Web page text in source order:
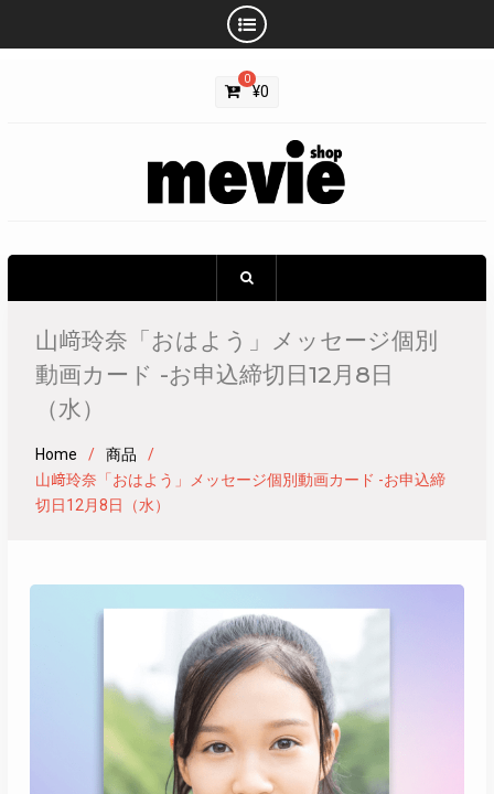
0
¥0
山﨑玲奈「おはよう」メッセージ個別
動画カード -お申込締切日12月8日
（水）
Home
商品
山﨑玲奈「おはよう」メッセージ個別動画カード -お申込締
切日12月8日（水）